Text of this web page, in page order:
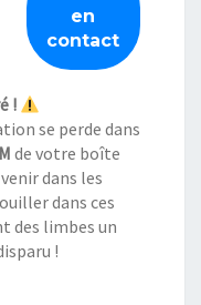
!
se perde dans
de votre boîte
dans les
dans ces
des limbes un
!